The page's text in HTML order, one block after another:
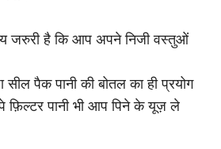
जरुरी है कि आप अपने निजी वस्तुओं
पैक पानी की बोतल का ही प्रयोग
पानी भी आप पिने के यूज़ ले